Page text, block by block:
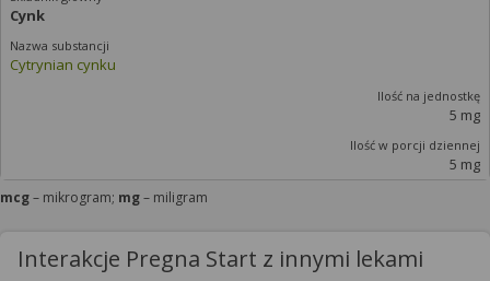
Cynk
Cytrynian cynku
5 mg
5 mg
mcg– mikrogram; mg– miligram
Interakcje Pregna Start z innymi lekami